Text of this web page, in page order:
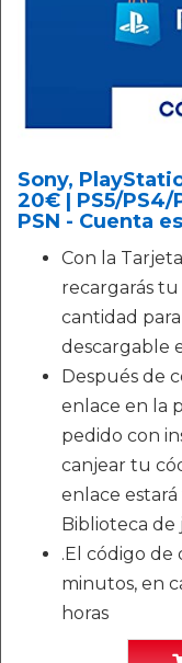
Sony,
20€ | PS5/PS4/
PSN - Cuenta
Con la
recargarás
cantidad
descargable
Después de
enlace en la
pedido con
canjear tu
enlace
Biblioteca de
.El código de
minutos, en
horas